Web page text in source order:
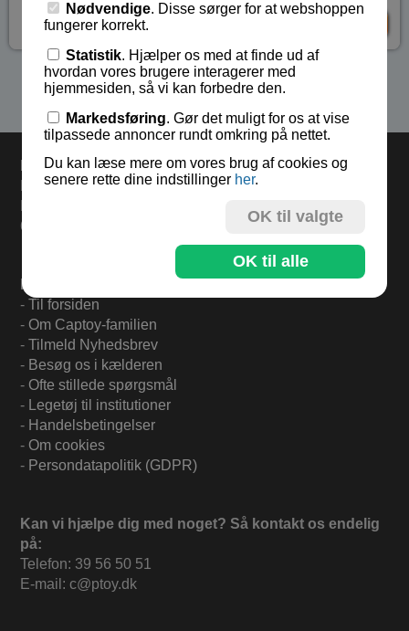
kr 35,-
Se flere produkter i kategorien Magneter
Levering
Bestil i dag og varerne sendes mandag.
60 dages returret.
Find mere på:
- Til forsiden
- Om Captoy-familien
- Tilmeld Nyhedsbrev
- Besøg os i kælderen
- Ofte stillede spørgsmål
- Legetøj til institutioner
- Handelsbetingelser
- Om cookies
- Persondatapolitik (GDPR)
Kan vi hjælpe dig med noget? Så kontakt os endelig
på:
Telefon: 39 56 50 51
E-mail: c@ptoy.dk
Nødvendige. Disse sørger for at webshoppen
fungerer korrekt.
Statistik. Hjælper os med at finde ud af
hvordan vores brugere interagerer med
hjemmesiden, så vi kan forbedre den.
Markedsføring. Gør det muligt for os at vise
tilpassede annoncer rundt omkring på nettet.
Du kan læse mere om vores brug af cookies og
senere rette dine indstillinger her.
OK til valgte
OK til alle